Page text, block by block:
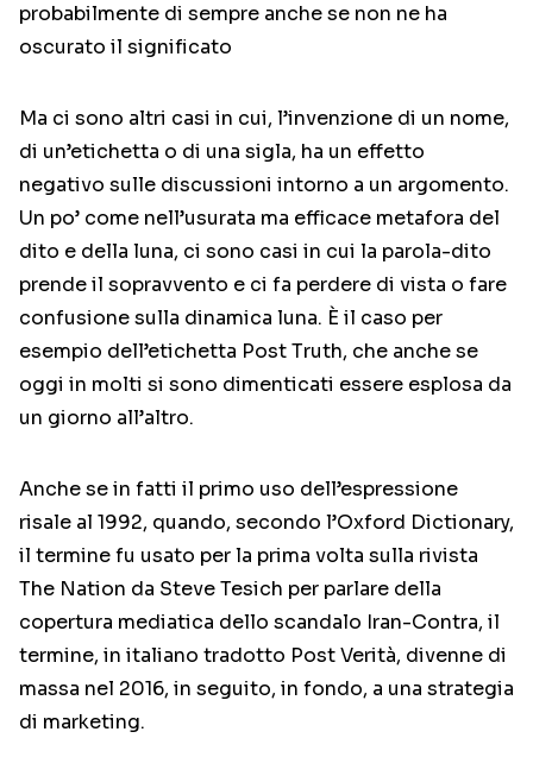
probabilmente di sempre anche se non ne ha
oscurato il significato
Ma ci sono altri casi in cui, l’invenzione di un nome,
di un’etichetta o di una sigla, ha un effetto
negativo sulle discussioni intorno a un argomento.
Un po’ come nell’usurata ma efficace metafora del
dito e della luna, ci sono casi in cui la parola-dito
prende il sopravvento e ci fa perdere di vista o fare
confusione sulla dinamica luna. È il caso per
esempio dell’etichetta Post Truth, che anche se
oggi in molti si sono dimenticati essere esplosa da
un giorno all’altro.
Anche se in fatti il primo uso dell’espressione
risale al 1992, quando, secondo l’Oxford Dictionary,
il termine fu usato per la prima volta sulla rivista
The Nation da Steve Tesich per parlare della
copertura mediatica dello scandalo Iran-Contra, il
termine, in italiano tradotto Post Verità, divenne di
massa nel 2016, in seguito, in fondo, a una strategia
di marketing.